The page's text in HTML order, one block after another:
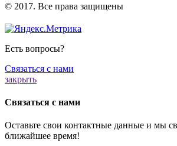
️© 2017. Все права защищены
Есть вопросы?
Связаться с нами
закрыть
Связаться с нами
Оставьте свои контактные данные и мы
ближайшее время!